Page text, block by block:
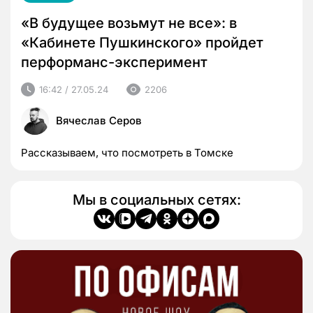
«В будущее возьмут не все»: в
«Кабинете Пушкинского» пройдет
перформанс-эксперимент
16:42 / 27.05.24 2206
Вячеслав Серов
Рассказываем, что посмотреть в Томске
Мы в социальных сетях: